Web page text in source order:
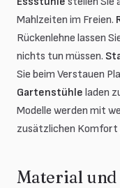
Mahlzeiten im Freien.
Rückenlehne lassen
nichts tun müssen.
Sie beim Verstauen
Gartenstühle laden
Modelle werden mit
zusätzlichen
Material